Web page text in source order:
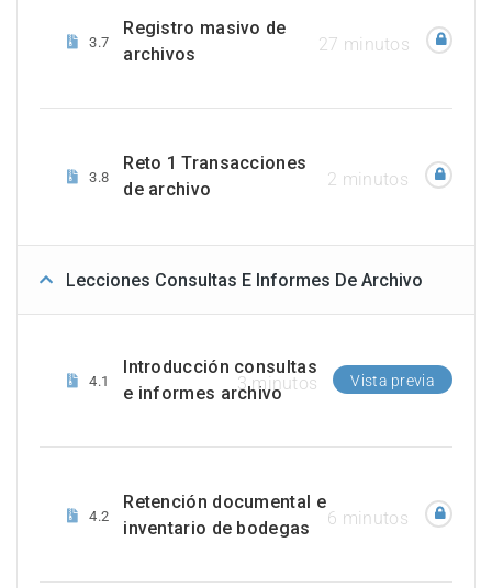
3.7
Registro masivo de
archivos
27 minutos
3.8
Reto 1 Transacciones
de archivo
2 minutos
Lecciones Consultas E Informes De Archivo
4.1
Introducción consultas
e informes archivo
3 minutos Vista previa
4.2
Retención documental e
inventario de bodegas
6 minutos